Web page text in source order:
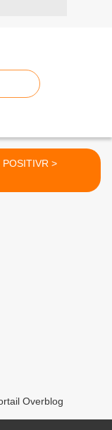
POSITIVR >
Overblog